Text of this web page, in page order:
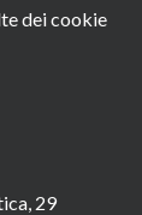
dei cookie
29